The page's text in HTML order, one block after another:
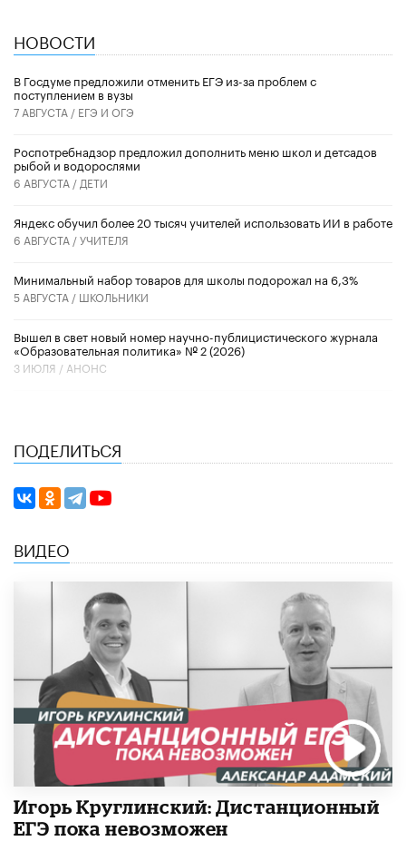
НОВОСТИ
В Госдуме предложили отменить ЕГЭ из-за проблем с
поступлением в вузы
7 АВГУСТА / ЕГЭ И ОГЭ
Роспотребнадзор предложил дополнить меню школ и детсадов
рыбой и водорослями
6 АВГУСТА / ДЕТИ
​Яндекс обучил более 20 тысяч учителей использовать ИИ в работе
6 АВГУСТА /УЧИТЕЛЯ
Минимальный набор товаров для школы подорожал на 6,3%
5 АВГУСТА / ШКОЛЬНИКИ
Вышел в свет новый номер научно-публицистического журнала
«Образовательная политика» № 2 (2026)
3 ИЮЛЯ / АНОНС
ПОДЕЛИТЬСЯ
ВИДЕО
Игорь Круглинский: Дистанционный
ЕГЭ пока невозможен